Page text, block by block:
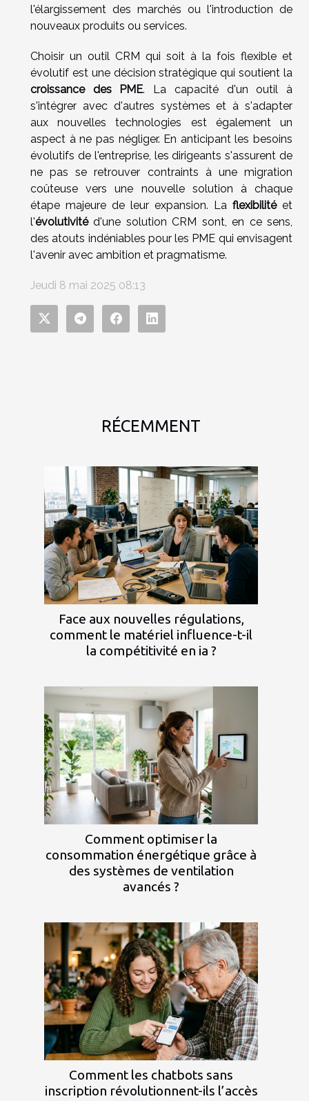
RÉCEMMENT
Face aux nouvelles régulations,
comment le matériel influence-t-il
la compétitivité en ia ?
Comment optimiser la
consommation énergétique grâce à
des systèmes de ventilation
avancés ?
Comment les chatbots sans
inscription révolutionnent-ils l’accès
l'élargissement des marchés ou l'introduction de
nouveaux produits ou services.
Choisir un outil CRM qui soit à la fois flexible et
évolutif est une décision stratégique qui soutient la
croissance des PME. La capacité d'un outil à
s'intégrer avec d'autres systèmes et à s'adapter
aux nouvelles technologies est également un
aspect à ne pas négliger. En anticipant les besoins
évolutifs de l'entreprise, les dirigeants s'assurent de
ne pas se retrouver contraints à une migration
coûteuse vers une nouvelle solution à chaque
étape majeure de leur expansion. La flexibilitéet
l'évolutivitéd'une solution CRM sont, en ce sens,
des atouts indéniables pour les PME qui envisagent
l'avenir avec ambition et pragmatisme.
Jeudi 8 mai 2025 08:13